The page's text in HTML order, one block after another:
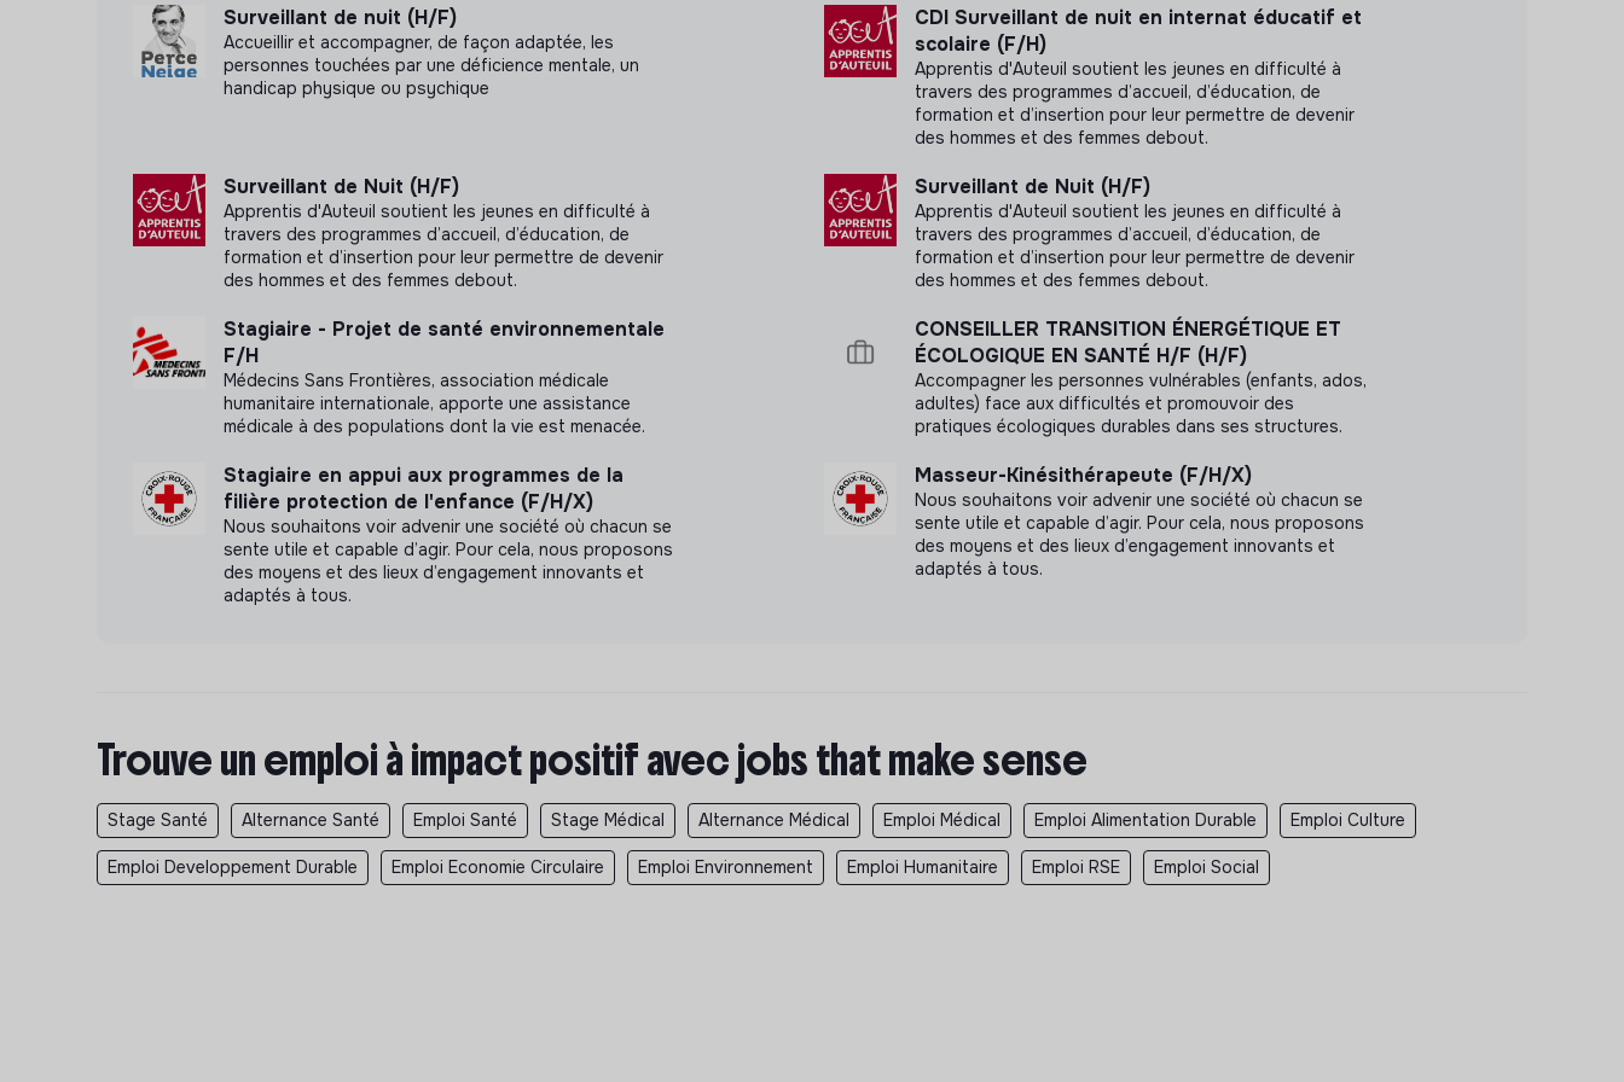
sa spécialité pour développer des pratiques et standards innovants (médicaments,
matériels, stratégies, techniques, procédures, protocoles,…).
Participer à la conception et la mise en œuvre d’activités de recherche
Représenter MSF aux réunions inter agences avec Humanité et Inclusion, le CICR, …
Participer à la plateforme télémédecine.
Participer à l’élaboration du catalogue concernant les items de physiothérapie.
ou culturelle, de leur âge, de leur sexe, de leur orientation sexuelle, de leurs convictions,
de leur handicap ou d'autres aspects de leur identité.
Date limite de dépôt de candidatures :
Surveillant de nuit (H/F)
Accueillir et accompagner, de façon adaptée, les
personnes touchées par une déficience mentale, un
handicap physique ou psychique
CDI Surveillant de nuit en internat éducatif et
scolaire (F/H)
Apprentis d'Auteuil soutient les jeunes en difficulté à
travers des programmes d’accueil, d’éducation, de
formation et d’insertion pour leur permettre de devenir
des hommes et des femmes debout.
Surveillant de Nuit (H/F)
Apprentis d'Auteuil soutient les jeunes en difficulté à
travers des programmes d’accueil, d’éducation, de
formation et d’insertion pour leur permettre de devenir
des hommes et des femmes debout.
Surveillant de Nuit (H/F)
Apprentis d'Auteuil soutient les jeunes en difficulté à
travers des programmes d’accueil, d’éducation, de
formation et d’insertion pour leur permettre de devenir
des hommes et des femmes debout.
Stagiaire - Projet de santé environnementale
F/H
Médecins Sans Frontières, association médicale
humanitaire internationale, apporte une assistance
médicale à des populations dont la vie est menacée.
CONSEILLER TRANSITION ÉNERGÉTIQUE ET
ÉCOLOGIQUE EN SANTÉ H/F (H/F)
Accompagner les personnes vulnérables (enfants, ados,
adultes) face aux difficultés et promouvoir des
pratiques écologiques durables dans ses structures.
Stagiaire en appui aux programmes de la
filière protection de l'enfance (F/H/X)
Nous souhaitons voir advenir une société où chacun se
sente utile et capable d’agir. Pour cela, nous proposons
des moyens et des lieux d’engagement innovants et
adaptés à tous.
Masseur-Kinésithérapeute (F/H/X)
Nous souhaitons voir advenir une société où chacun se
sente utile et capable d’agir. Pour cela, nous proposons
des moyens et des lieux d’engagement innovants et
adaptés à tous.
Trouve un emploi à impact positif avec jobs that make sense
Stage Santé Alternance Santé Emploi Santé Stage Médical Alternance Médical Emploi Médical Emploi Alimentation Durable Emploi Culture
Emploi Developpement Durable Emploi Economie Circulaire Emploi Environnement Emploi Humanitaire Emploi RSE Emploi Social